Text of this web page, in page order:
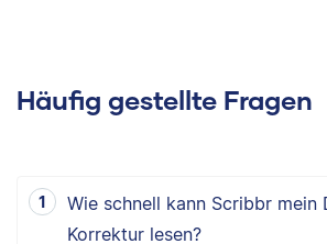
Häufig gestellte Fragen
Wie schnell kann Scribbr mein
Korrektur lesen?